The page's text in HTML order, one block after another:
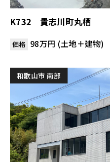
K732 貴志川町丸栖
価格 98万円 (土地＋建物)
和歌山市 南部